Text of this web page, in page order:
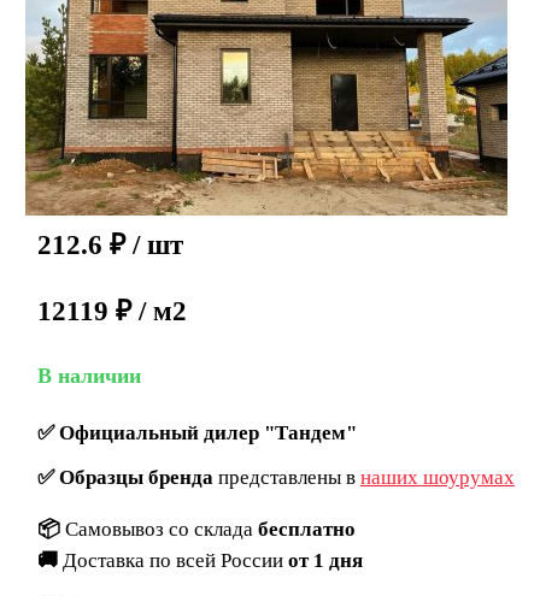
212.6 ₽ / шт
12119 ₽ / м2
В наличии
✅Официальный дилер "Тандем"
✅Образцы брендапредставлены в наших шоурумах
📦 Самовывоз со склада бесплатно
🚚 Доставка по всей России от 1 дня